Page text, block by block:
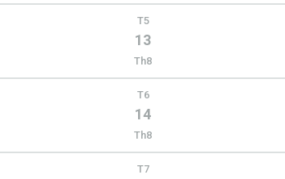
T5
13
Th8
T6
14
Th8
T7